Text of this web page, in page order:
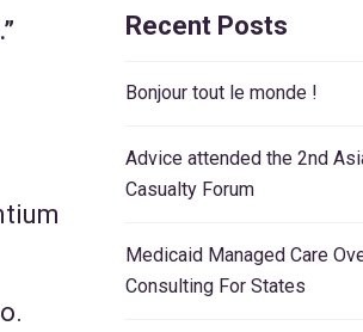
Recent Posts
Bonjour tout le monde !
Advice attended the 2nd
Casualty Forum
Medicaid Managed Care
Consulting For States